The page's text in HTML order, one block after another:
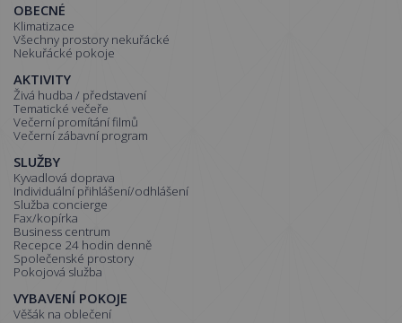
OBECNÉ
Klimatizace
Všechny prostory nekuřácké
Nekuřácké pokoje
AKTIVITY
Živá hudba / představení
Tematické večeře
Večerní promítání filmů
Večerní zábavní program
SLUŽBY
Kyvadlová doprava
Individuální přihlášení/odhlášení
Služba concierge
Fax/kopírka
Business centrum
Recepce 24 hodin denně
Společenské prostory
Pokojová služba
VYBAVENÍ POKOJE
Věšák na oblečení